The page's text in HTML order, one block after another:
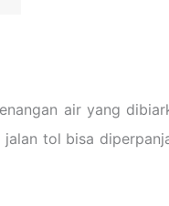
air yang
jalan tol bisa